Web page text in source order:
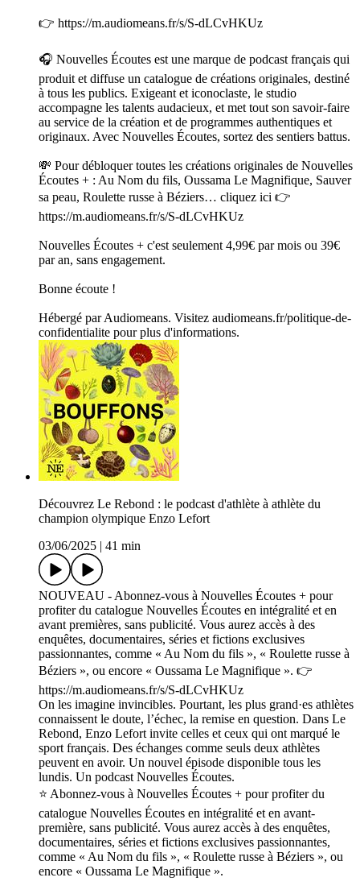
👉 https://m.audiomeans.fr/s/S-dLCvHKUz
🎧 Nouvelles Écoutes est une marque de podcast français qui
produit et diffuse un catalogue de créations originales, destiné
à tous les publics. Exigeant et iconoclaste, le studio
accompagne les talents audacieux, et met tout son savoir-faire
au service de la création et de programmes authentiques et
originaux. Avec Nouvelles Écoutes, sortez des sentiers battus.
💸 Pour débloquer toutes les créations originales de Nouvelles
Écoutes + : Au Nom du fils, Oussama Le Magnifique, Sauver
sa peau, Roulette russe à Béziers… cliquez ici 👉
https://m.audiomeans.fr/s/S-dLCvHKUz
Nouvelles Écoutes + c'est seulement 4,99€ par mois ou 39€
par an, sans engagement.
Bonne écoute !
Hébergé par Audiomeans. Visitez audiomeans.fr/politique-de-
confidentialite pour plus d'informations.
Découvrez Le Rebond : le podcast d'athlète à athlète du
champion olympique Enzo Lefort
03/06/2025
41 min
NOUVEAU - Abonnez-vous à Nouvelles Écoutes + pour
profiter du catalogue Nouvelles Écoutes en intégralité et en
avant premières, sans publicité. Vous aurez accès à des
enquêtes, documentaires, séries et fictions exclusives
passionnantes, comme « Au Nom du fils », « Roulette russe à
Béziers », ou encore « Oussama Le Magnifique ». 👉
https://m.audiomeans.fr/s/S-dLCvHKUz
On les imagine invincibles. Pourtant, les plus grand·es athlètes
connaissent le doute, l’échec, la remise en question. Dans Le
Rebond, Enzo Lefort invite celles et ceux qui ont marqué le
sport français. Des échanges comme seuls deux athlètes
peuvent en avoir. Un nouvel épisode disponible tous les
lundis. Un podcast Nouvelles Écoutes.
⭐️ Abonnez-vous à Nouvelles Écoutes + pour profiter du
catalogue Nouvelles Écoutes en intégralité et en avant-
première, sans publicité. Vous aurez accès à des enquêtes,
documentaires, séries et fictions exclusives passionnantes,
comme « Au Nom du fils », « Roulette russe à Béziers », ou
encore « Oussama Le Magnifique ».